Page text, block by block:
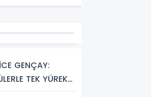
GENÇAY:
TEK YÜREK